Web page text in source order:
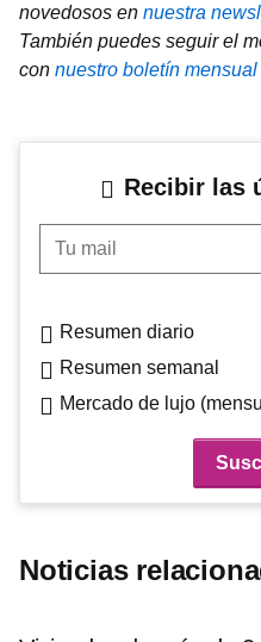
novedosos en nuestra
También puedes seguir el
con nuestro boletín
Recibir las
Tu mail
Resumen diario
Resumen semanal
Mercado de lujo
Noticias